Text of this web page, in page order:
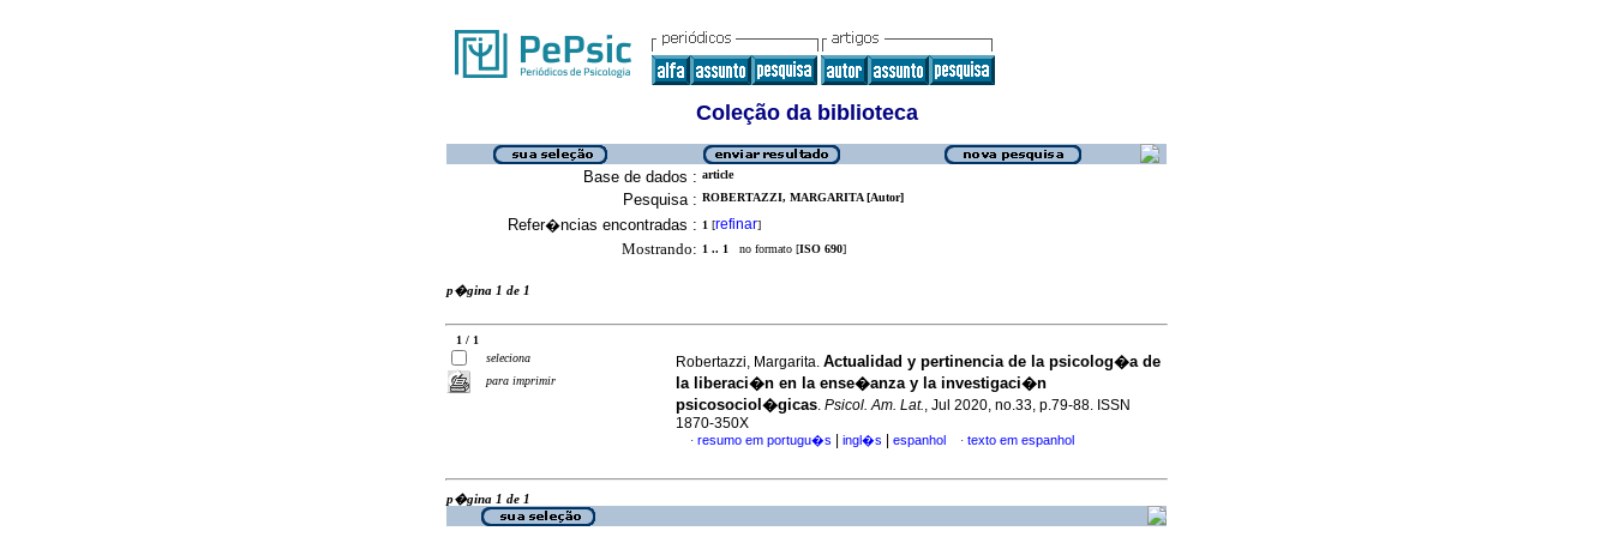
Coleção da biblioteca
Base de dados : article
Pesquisa : ROBERTAZZI, MARGARITA [Autor]
Refer�ncias encontradas : 1 [refinar]
Mostrando: 1 .. 1 no formato [ISO 690]
p�gina 1 de 1
1 / 1
seleciona
para imprimir
Robertazzi, Margarita. Actualidad y pertinencia de la psicolog�a de
la liberaci�n en la ense�anza y la investigaci�n
psicosociol�gicas. Psicol. Am. Lat., Jul 2020, no.33, p.79-88. ISSN
1870-350X
· resumo em portugu�s ingl�s espanhol · texto em espanhol
p�gina 1 de 1